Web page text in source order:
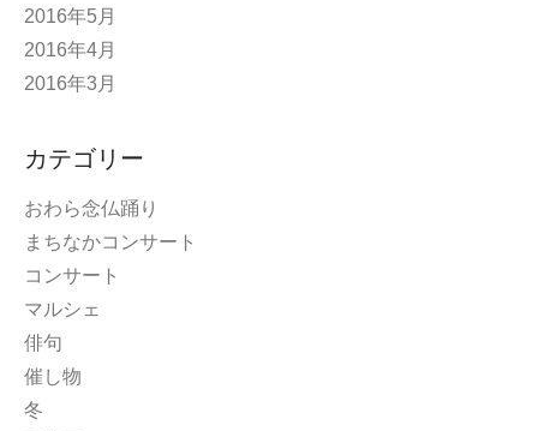
2016年5月
2016年4月
2016年3月
カテゴリー
おわら念仏踊り
まちなかコンサート
コンサート
マルシェ
俳句
催し物
冬